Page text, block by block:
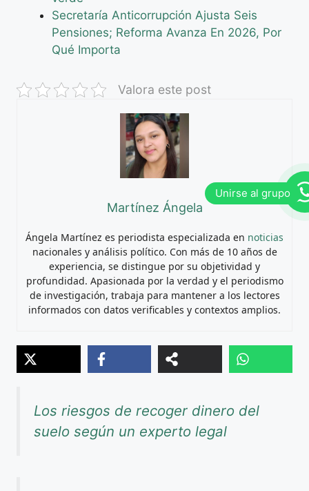
Secretaría Anticorrupción Ajusta Seis
Pensiones; Reforma Avanza En 2026, Por
Qué Importa
Valora este post
Martínez Ángela
Ángela Martínez es periodista especializada en noticias
nacionales y análisis político. Con más de 10 años de
experiencia, se distingue por su objetividad y
profundidad. Apasionada por la verdad y el periodismo
de investigación, trabaja para mantener a los lectores
informados con datos verificables y contextos amplios.
Los riesgos de recoger dinero del
suelo según un experto legal